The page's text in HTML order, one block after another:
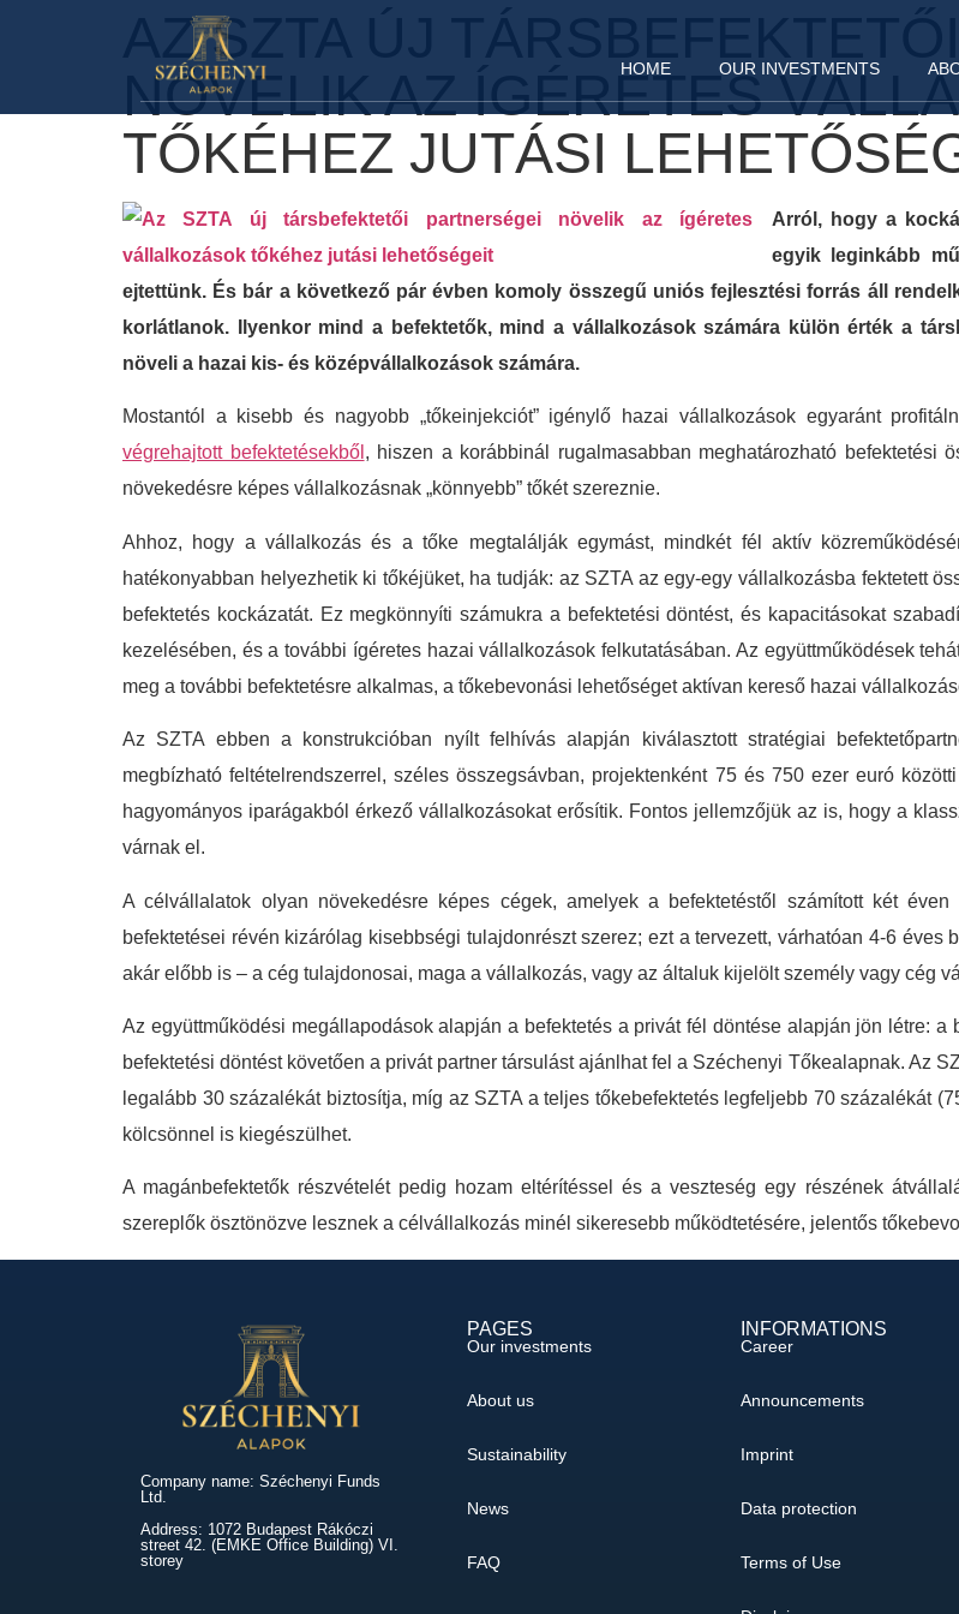
HOME OUR INVESTMENTS
AZ SZTA ÚJ
NÖVELIK AZ ÍGÉRETES
TŐKÉHEZ JUTÁSI
Arról, hogy a
egyik leginkább
ejtettünk. És bár a következő pár évben komoly összegű uniós fejlesztési forrás áll
korlátlanok. Ilyenkor mind a befektetők, mind a vállalkozások számára külön érték a
növeli a hazai kis- és középvállalkozások számára.
Mostantól a kisebb és nagyobb „tőkeinjekciót” igénylő hazai vállalkozások egyaránt
végrehajtott befektetésekből , hiszen a korábbinál rugalmasabban meghatározható befektetési
növekedésre képes vállalkozásnak „könnyebb” tőkét szereznie.
Ahhoz, hogy a vállalkozás és a tőke megtalálják egymást, mindkét fél aktív
hatékonyabban helyezhetik ki tőkéjüket, ha tudják: az SZTA az egy-egy vállalkozásba fektetett
befektetés kockázatát. Ez megkönnyíti számukra a befektetési döntést, és kapacitásokat
kezelésében, és a további ígéretes hazai vállalkozások felkutatásában. Az együttműködések
meg a további befektetésre alkalmas, a tőkebevonási lehetőséget aktívan kereső hazai
Az SZTA ebben a konstrukcióban nyílt felhívás alapján kiválasztott stratégiai
megbízható feltételrendszerrel, széles összegsávban, projektenként 75 és 750 ezer euró
hagyományos iparágakból érkező vállalkozásokat erősítik. Fontos jellemzőjük az is, hogy a
várnak el.
A célvállalatok olyan növekedésre képes cégek, amelyek a befektetéstől számított két
befektetései révén kizárólag kisebbségi tulajdonrészt szerez; ezt a tervezett, várhatóan 4-6
akár előbb is – a cég tulajdonosai, maga a vállalkozás, vagy az általuk kijelölt személy vagy cég
Az együttműködési megállapodások alapján a befektetés a privát fél döntése alapján jön létre:
befektetési döntést követően a privát partner társulást ajánlhat fel a Széchenyi Tőkealapnak. Az
legalább 30 százalékát biztosítja, míg az SZTA a teljes tőkebefektetés legfeljebb 70 százalékát
kölcsönnel is kiegészülhet.
A magánbefektetők részvételét pedig hozam eltérítéssel és a veszteség egy részének
szereplők ösztönözve lesznek a célvállalkozás minél sikeresebb működtetésére, jelentős
Company name: Széchenyi Funds
Ltd.
Address: 1072 Budapest Rákóczi
street 42. (EMKE Office Building) VI.
storey
PAGES
Our investments
About us
Sustainability
News
FAQ
INFORMATIONS
Career
Announcements
Imprint
Data protection
Terms of Use